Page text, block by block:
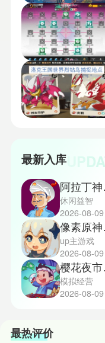
最新入库
休闲益智
2026-08-09
up主游戏
2026-08-09
模拟经营
2026-08-09
最热评价